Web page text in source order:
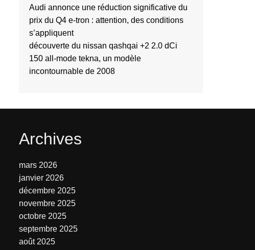
Audi annonce une réduction significative du
prix du Q4 e-tron : attention, des conditions
s’appliquent
découverte du nissan qashqai +2 2.0 dCi
150 all-mode tekna, un modèle
incontournable de 2008
Archives
mars 2026
janvier 2026
décembre 2025
novembre 2025
octobre 2025
septembre 2025
août 2025